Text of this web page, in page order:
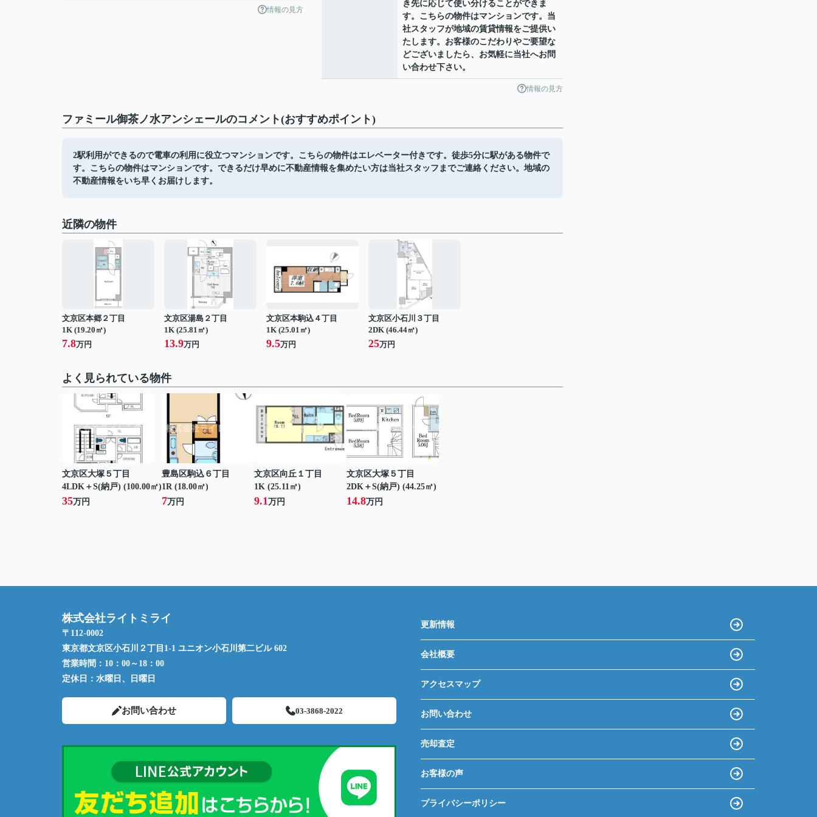
情報の見方
き先に応じて使い分けることができま
す。こちらの物件はマンションです。当
社スタッフが地域の賃貸情報をご提供い
たします。お客様のこだわりやご要望な
どございましたら、お気軽に当社へお問
い合わせ下さい。
情報の見方
ファミール御茶ノ水アンシェールのコメント(おすすめポイント)
2駅利用ができるので電車の利用に役立つマンションです。こちらの物件はエレベーター付きです。徒歩5分に駅がある物件で
す。こちらの物件はマンションです。できるだけ早めに不動産情報を集めたい方は当社スタッフまでご連絡ください。地域の
不動産情報をいち早くお届けします。
近隣の物件
文京区本郷２丁目
1K (19.20㎡)
7.8万円
文京区湯島２丁目
1K (25.81㎡)
13.9万円
文京区本駒込４丁目
1K (25.01㎡)
9.5万円
文京区小石川３丁目
2DK (46.44㎡)
25万円
よく見られている物件
文京区大塚５丁目
4LDK＋S(納戸) (100.00㎡)
35万円
豊島区駒込６丁目
1R (18.00㎡)
7万円
文京区向丘１丁目
1K (25.11㎡)
9.1万円
文京区大塚５丁目
2DK＋S(納戸) (44.25㎡)
14.8万円
株式会社ライトミライ
〒112-0002
東京都文京区小石川２丁目1-1 ユニオン小石川第二ビル 602
営業時間： 10：00～18：00
定休日： 水曜日、日曜日
お問い合わせ 03-3868-2022
更新情報
会社概要
アクセスマップ
お問い合わせ
売却査定
お客様の声
プライバシーポリシー